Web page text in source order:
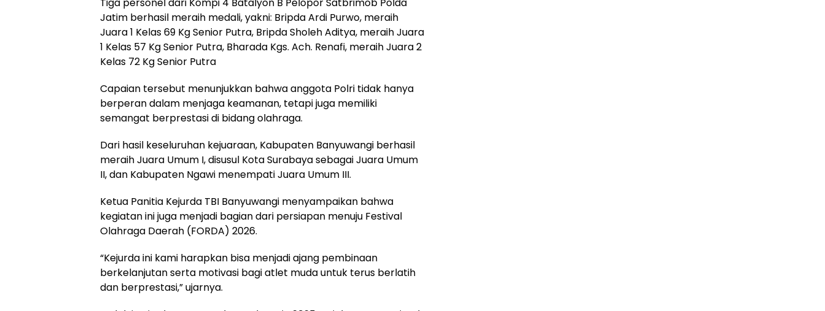
Jatim berhasil meraih medali, yakni: Bripda Ardi Purwo, meraih
Juara 1 Kelas 69 Kg Senior Putra, Bripda Sholeh Aditya, meraih Juara
1 Kelas 57 Kg Senior Putra, Bharada Kgs. Ach. Renafi, meraih Juara 2
Kelas 72 Kg Senior Putra
Capaian tersebut menunjukkan bahwa anggota Polri tidak hanya
berperan dalam menjaga keamanan, tetapi juga memiliki
semangat berprestasi di bidang olahraga.
Dari hasil keseluruhan kejuaraan, Kabupaten Banyuwangi berhasil
meraih Juara Umum I, disusul Kota Surabaya sebagai Juara Umum
II, dan Kabupaten Ngawi menempati Juara Umum III.
Ketua Panitia Kejurda TBI Banyuwangi menyampaikan bahwa
kegiatan ini juga menjadi bagian dari persiapan menuju Festival
Olahraga Daerah (FORDA) 2026.
“Kejurda ini kami harapkan bisa menjadi ajang pembinaan
berkelanjutan serta motivasi bagi atlet muda untuk terus berlatih
dan berprestasi,” ujarnya.